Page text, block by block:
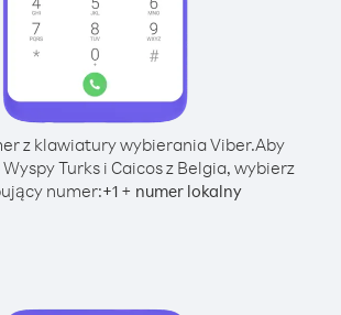
z klawiatury wybierania Viber.Aby
Turks i Caicos z Belgia, wybierz
numer:+1+ numer lokalny